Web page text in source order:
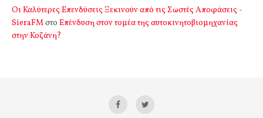
Οι Καλύτερες Επενδύσεις Ξεκινούν από τις Σωστές Αποφάσεις -
SieraFMστο Επένδυση στον τομέα της αυτοκινητοβιομηχανίας
στην Κοζάνη?